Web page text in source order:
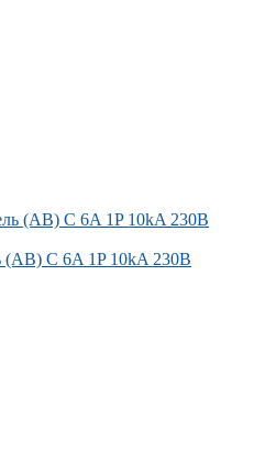
(АВ) C 6A 1P 10kA 230В